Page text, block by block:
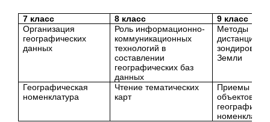
7 класс 8 класс
9 класс
Организация
географических
данных
Роль информационно-
коммуникационных
технологий в
составлении
географических баз
данных
Методы
Земли
Географическая
номенклатура
Чтение тематических
карт
Приемы
объектов